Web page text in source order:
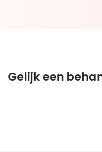
Gelijk een